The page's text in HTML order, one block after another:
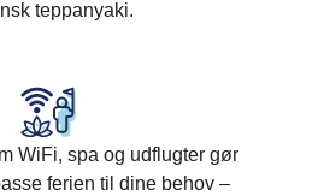
teppanyaki.
WiFi, spa og udflugter gør
ferien til dine behov –